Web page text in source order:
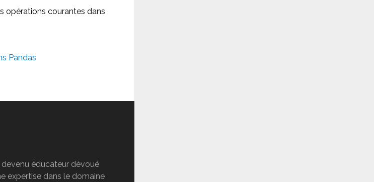
opérations courantes dans
Pandas
éducateur dévoué
expertise dans le domaine